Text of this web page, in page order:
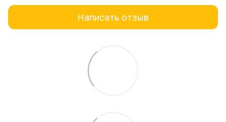
Написать отзыв